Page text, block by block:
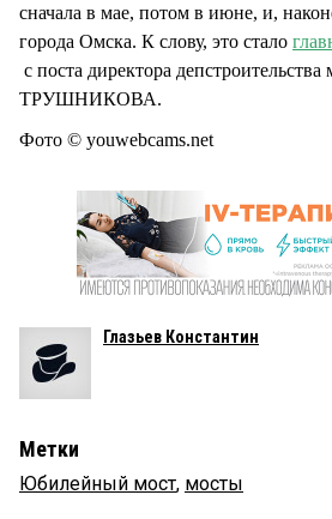
сначала в мае, потом в июне, и,
города Омска. К слову, это стало
с поста директора
ТРУШНИКОВА.
Фото © youwebcams.net
Глазьев Константин
Метки
Юбилейный мост, мосты